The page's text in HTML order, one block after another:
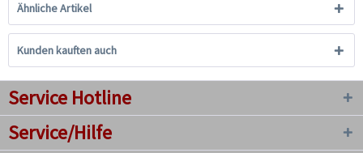
Ähnliche Artikel
Kunden kauften auch
Service Hotline
Service/Hilfe